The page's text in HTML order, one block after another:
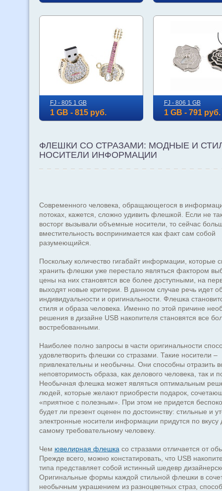
FJ - 805 1 GB
1 GB - 815 руб.
FJ - 806 1 GB
1 GB - 791 руб.
ФЛЕШКИ СО СТРАЗАМИ: МОДНЫЕ И
НОСИТЕЛИ ИНФОРМАЦИИ
Современного человека, обращающегося в
потоках, кажется, сложно удивить флешкой. Если не
восторг вызывали объемные носители, то сейчас
вместительность воспринимается как факт сам собой
разумеющийся.
Поскольку количество гигабайт информации, которые
хранить флешки уже перестало являться фактором
цены на них становятся все более доступными, на
выходят новые критерии. В данном случае речь идет
индивидуальности и оригинальности. Флешка
стиля и образа человека. Именно по этой причине
решения в дизайне USB накопителя становятся все
востребованными.
Наиболее полно запросы в части оригинальности
удовлетворить флешки со стразами. Такие носители –
привлекательны и необычны. Они способны отразить
неповторимость образа, как делового человека, так и
Необычная флешка может являться оптимальным
людей, которые желают приобрести подарок,
«приятное с полезным». При этом не придется
будет ли презент оценен по достоинству: стильные и
электронные носители информации придутся по вкусу
самому требовательному человеку.
Чем ювелирная флешка со стразами отличается от
Прежде всего, можно констатировать, что USB
типа представляет собой истинный шедевр
Оригинальные формы каждой стильной флешки в
необычным украшением из разноцветных страз,